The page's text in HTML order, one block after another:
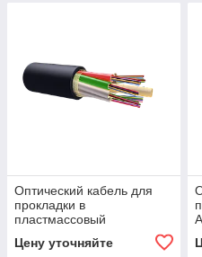
Оптический кабель для
прокладки в
пластмассовый
А48-3.1 (волокно Corning
Цену уточняйте